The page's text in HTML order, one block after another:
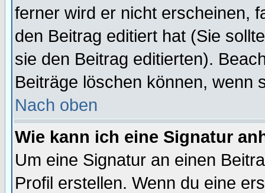
ferner wird er nicht erscheinen,
den Beitrag editiert hat (Sie
sie den Beitrag editierten).
Beiträge löschen können, wenn
Nach oben
Wie kann ich eine Signatur
Um eine Signatur an einen
Profil erstellen. Wenn du eine